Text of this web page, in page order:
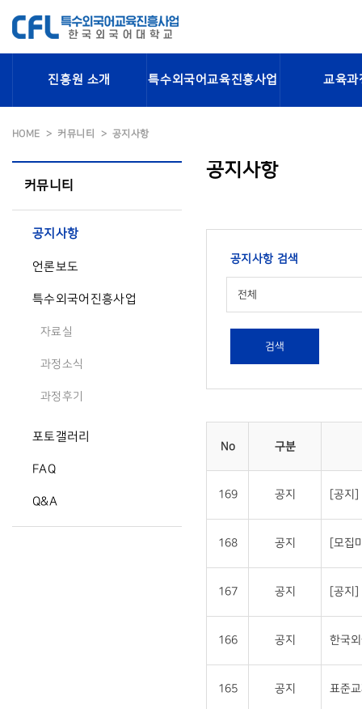
진흥원 소개 특수외국어교육진흥사업 교육과
HOME 커뮤니티 공지사항
커뮤니티
공지사항
언론보도
특수외국어진흥사업
자료실
과정소식
과정후기
포토갤러리
FAQ
Q&A
공지사항
공지사항 검색
전체
검색
No 구분
169 공지 [공지]
168 공지 [모집
167 공지 [공지]
166 공지 한국
165 공지 표준